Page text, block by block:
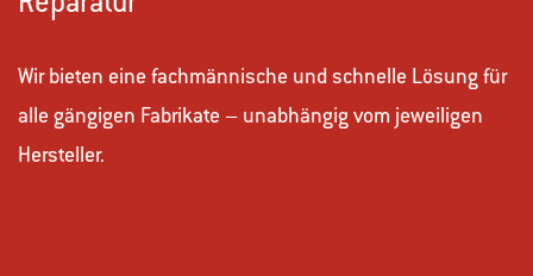
Wir bieten eine fachmännische und schnelle Lösung für
alle gängigen Fabrikate – unabhängig vom jeweiligen
Hersteller.